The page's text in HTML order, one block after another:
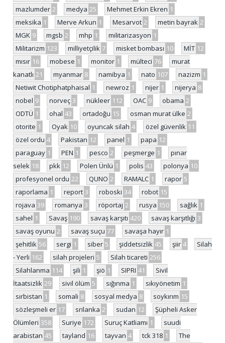
mazlumder 2 medya 25 Mehmet Erkin Ekren 1
meksika 1 Merve Arkun 1 Mesarvot 2 metin bayrak 2
MGK 9 mgsb 2 mhp 1 militarizasyon 1
Militarizm 123 milliyetçilik 7 misket bombası 10 MİT 12
mısır 16 mobese 1 monitor 1 mülteci 76
murat
kanatlı 21 myanmar 8 namibya 1 nato 107 nazizm 1
Netiwit Chotiphatphaisal 1 newroz 1 nijer 1 nijerya 8
nobel 9 norveç 3 nükleer 112 OAC 9 obama 2
ODTÜ 1 ohal 43 ortadoğu 15 osman murat ülke 2
otorite 1 Oyak 10 oyuncak silah 4 özel güvenlik 11
özel ordu 4 Pakistan 12 panel 1 papa 12
paraguay 1 PEN 1 pesco 2 peşmerge 1
pınar
selek 18 pkk 12 Polen Ünlü 1 polis 43 polonya 10
profesyonel ordu 22 QUNO 2 RAMALC 1 rapor 5
raporlama 1 report 3 roboski 34 robot 15
rojava 39 romanya 3 röportaj 2 rusya 150 sağlık 1
sahel 1 Savaş 190 savaş karşıtı 420 savaş karşıtlığı 3
savaş oyunu 2 savaş suçu 77 savaşa hayır 1
şehitlik 56 sergi 1 siber 5 şiddetsizlik 45 şiir 4
Silah
- Yerli 162 silah projeleri 5 Silah ticareti 256
Silahlanma 114 şili 1 şiö 1 SIPRI 41
Sivil
İtaatsizlik 29 sivil ölüm 5 sığınma 1 sıkıyönetim 1
sırbistan 1 somali 8 sosyal medya 8 soykırım 15
sözleşmeli er 17 srilanka 2 sudan 12
Şüpheli Asker
Ölümleri 358 Suriye 172 Suruç Katliamı 1
suudi
arabistan 45 tayland 16 tayvan 4 tck 318 1
The